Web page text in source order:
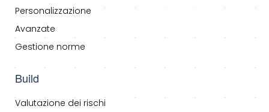
Personalizzazione
Avanzate
Gestione norme
Build
Valutazione dei rischi